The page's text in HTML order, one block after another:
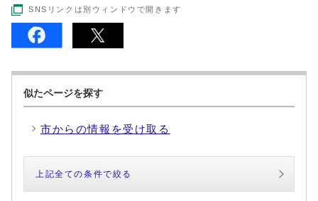
SNSリンクは別ウィンドウで開きます
似たページを探す
市からの情報を受け取る
上記全ての条件で絞る